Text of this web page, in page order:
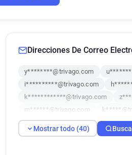
Direcciones De Correo
y********@trivago.com
i**********@trivago.com
k************@trivago.com
m******@trivago.com
k********@trivago.com
l*****@trivago.com
Mostrar todo (40)